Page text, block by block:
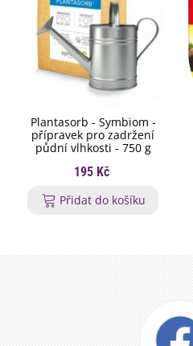
Plantasorb - Symbiom -
přípravek pro zadržení
půdní vlhkosti - 750 g
195 Kč
Přidat do košíku